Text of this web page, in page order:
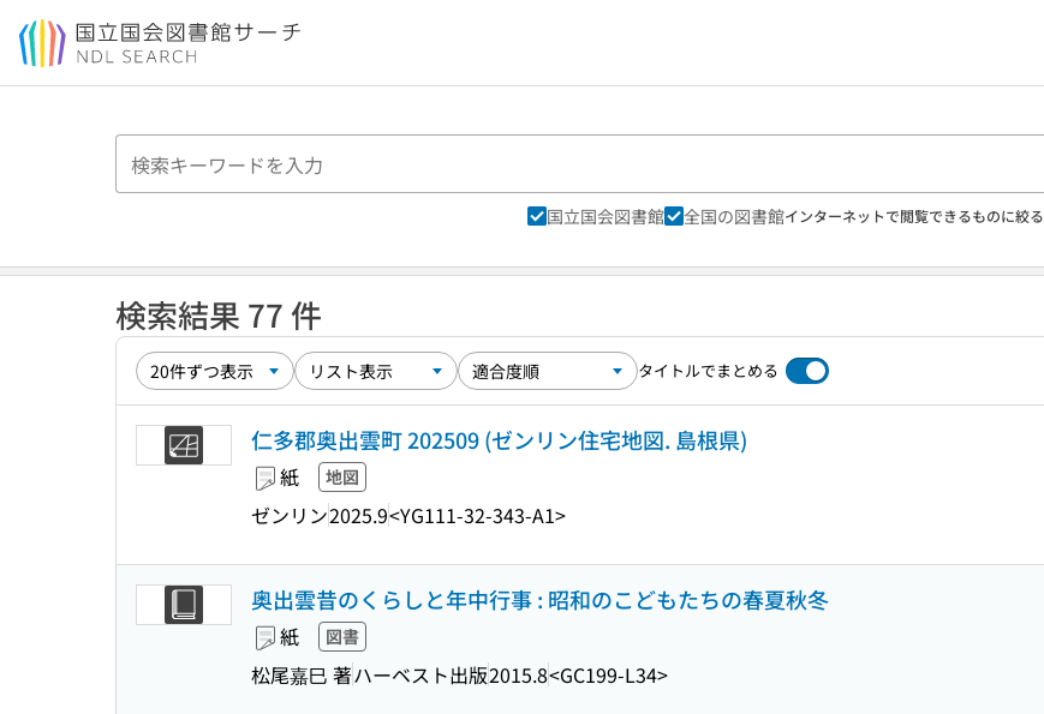
本文へ移動
国立国会図書館 全国の図書館インターネットで閲覧できるものに絞る
検索結果 77 件
タイトルでまとめる
仁多郡奥出雲町 202509 (ゼンリン住宅地図. 島根県)
紙 地図
ゼンリン2025.9<YG111-32-343-A1>
奥出雲昔のくらしと年中行事 : 昭和のこどもたちの春夏秋冬
紙 図書
松尾嘉巳 著ハーベスト出版2015.8<GC199-L34>